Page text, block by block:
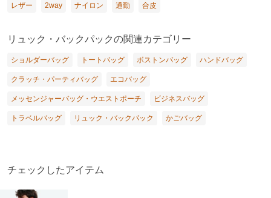
レザー 2way ナイロン 通勤 合皮
リュック・バックパックの関連カテゴリー
ショルダーバッグ トートバッグ ボストンバッグ ハンドバッグ
クラッチ・パーティバッグ エコバッグ
メッセンジャーバッグ・ウエストポーチ ビジネスバッグ
トラベルバッグ リュック・バックパック かごバッグ
チェックしたアイテム